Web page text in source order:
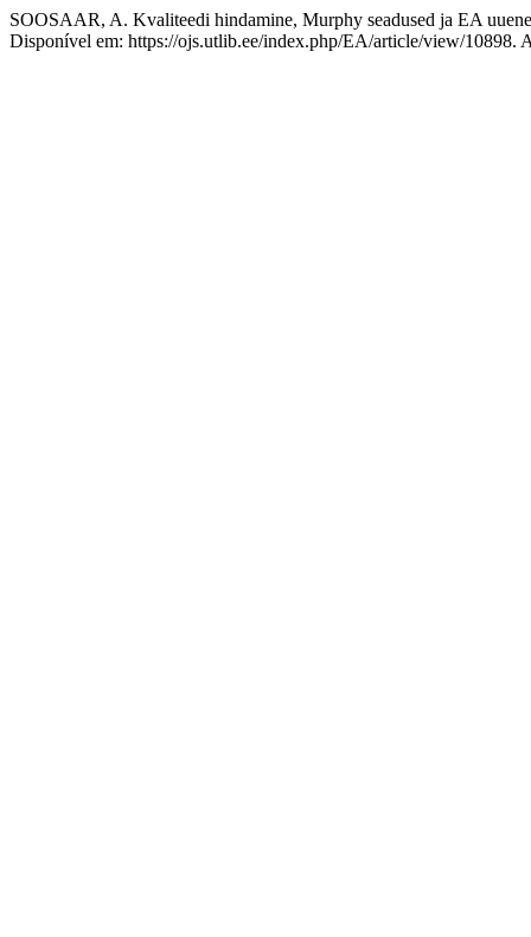
SOOSAAR, A. Kvaliteedi hindamine, Murphy seadused ja EA
Disponível em: https://ojs.utlib.ee/index.php/EA/article/view/10898.